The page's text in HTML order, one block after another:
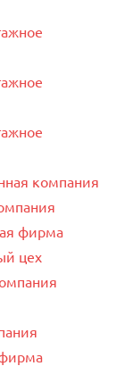
компания
фирма
цех